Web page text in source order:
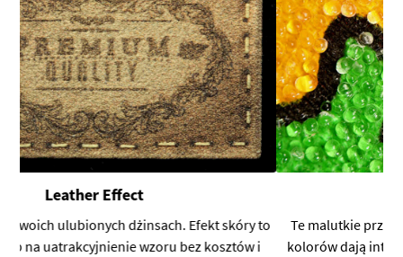
Te malutkie przezroczyste kuleczki różnych rozmiarów i
kolorów dają intrygujący efekt na wybranych elementach